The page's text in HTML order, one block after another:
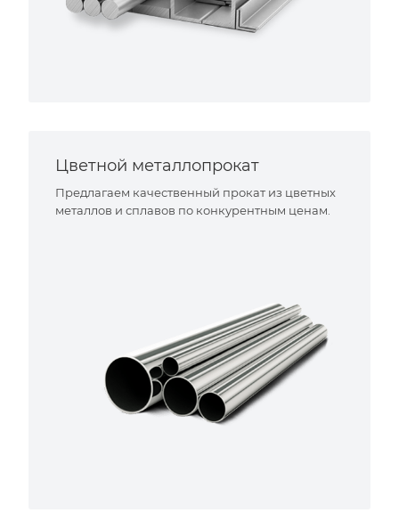
Цветной металлопрокат
Предлагаем качественный прокат из цветных
металлов и сплавов по конкурентным ценам.